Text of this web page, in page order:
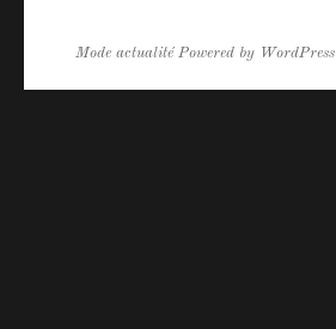
Mode actualitéPowered by WordPress